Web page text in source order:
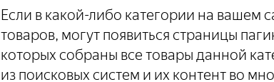
Если в какой-либо категории на вашем
товаров, могут появиться страницы
которых собраны все товары данной
из поисковых систем и их контент во